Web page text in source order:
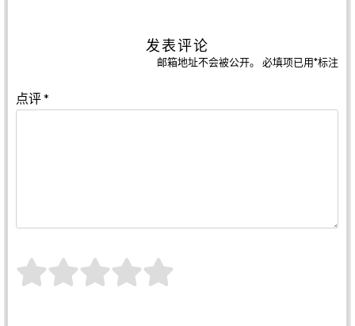
发表评论
邮箱地址不会被公开。 必填项已用*标注
点评*